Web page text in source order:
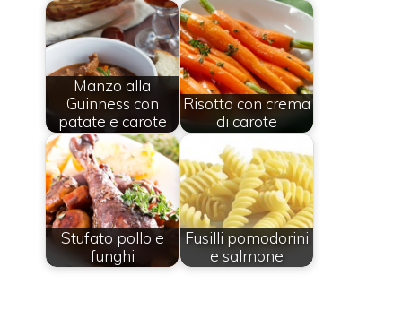
Manzo alla
Guinness con
patate e carote
Risotto con crema
di carote
Stufato pollo e
funghi
Fusilli pomodorini
e salmone